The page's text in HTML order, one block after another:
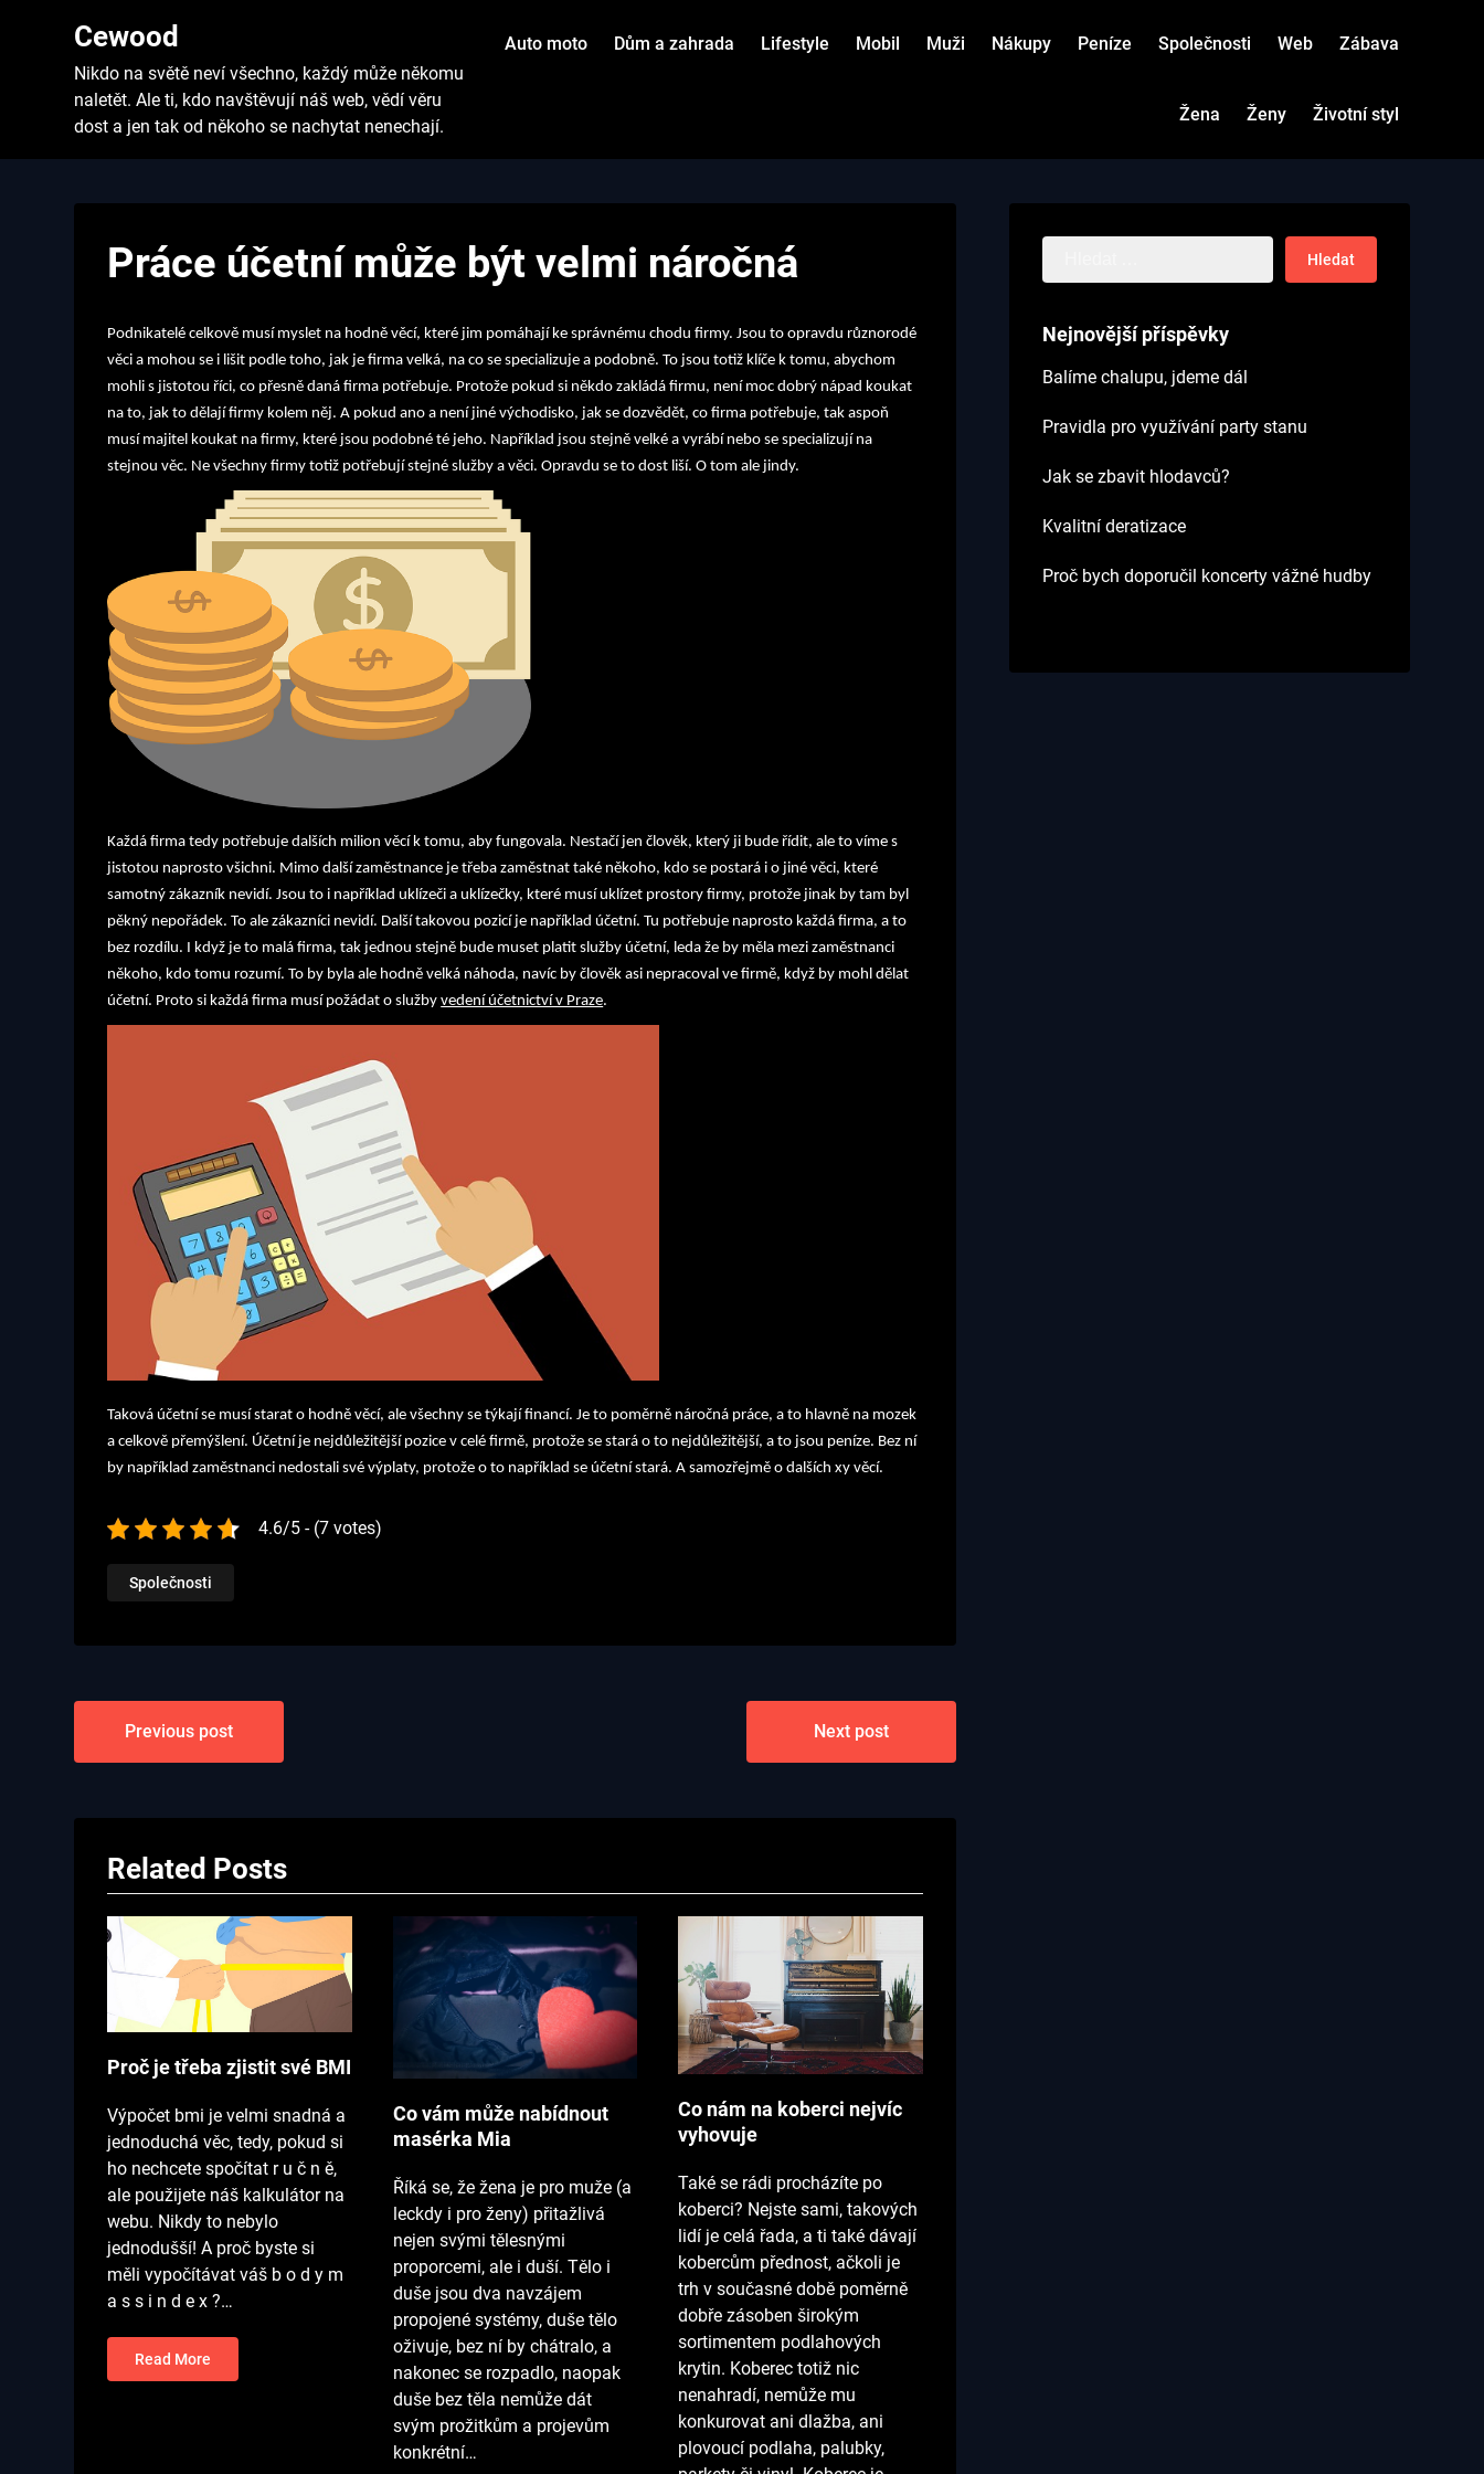
Cewood
Nikdo na světě neví všechno, každý může někomu
naletět. Ale ti, kdo navštěvují náš web, vědí věru
dost a jen tak od někoho se nachytat nenechají.
Auto moto Dům a zahrada Lifestyle Mobil Muži Nákupy Peníze Společnosti Web Zábava
Žena Ženy Životní styl
Práce účetní může být velmi náročná
Podnikatelé celkově musí myslet na hodně věcí, které jim pomáhají ke správnému chodu firmy. Jsou to opravdu různorodé
věci a mohou se i lišit podle toho, jak je firma velká, na co se specializuje a podobně. To jsou totiž klíče k tomu, abychom
mohli s jistotou říci, co přesně daná firma potřebuje. Protože pokud si někdo zakládá firmu, není moc dobrý nápad koukat
na to, jak to dělají firmy kolem něj. A pokud ano a není jiné východisko, jak se dozvědět, co firma potřebuje, tak aspoň
musí majitel koukat na firmy, které jsou podobné té jeho. Například jsou stejně velké a vyrábí nebo se specializují na
stejnou věc. Ne všechny firmy totiž potřebují stejné služby a věci. Opravdu se to dost liší. O tom ale jindy.
Každá firma tedy potřebuje dalších milion věcí k tomu, aby fungovala. Nestačí jen člověk, který ji bude řídit, ale to víme s
jistotou naprosto všichni. Mimo další zaměstnance je třeba zaměstnat také někoho, kdo se postará i o jiné věci, které
samotný zákazník nevidí. Jsou to i například uklízeči a uklízečky, které musí uklízet prostory firmy, protože jinak by tam byl
pěkný nepořádek. To ale zákazníci nevidí. Další takovou pozicí je například účetní. Tu potřebuje naprosto každá firma, a to
bez rozdílu. I když je to malá firma, tak jednou stejně bude muset platit služby účetní, leda že by měla mezi zaměstnanci
někoho, kdo tomu rozumí. To by byla ale hodně velká náhoda, navíc by člověk asi nepracoval ve firmě, když by mohl dělat
účetní. Proto si každá firma musí požádat o službyvedení účetnictví v Praze.
Taková účetní se musí starat o hodně věcí, ale všechny se týkají financí. Je to poměrně náročná práce, a to hlavně na mozek
a celkově přemýšlení. Účetní je nejdůležitější pozice v celé firmě, protože se stará o to nejdůležitější, a to jsou peníze. Bez ní
by například zaměstnanci nedostali své výplaty, protože o to například se účetní stará. A samozřejmě o dalších xy věcí.
4.6/5 - (7 votes)
Společnosti
Navigace
pro
příspěvek
Previous post Next post
Related Posts
Proč je třeba zjistit své BMI
Výpočet bmi je velmi snadná a
jednoduchá věc, tedy, pokud si
ho nechcete spočítat r u č n ě,
ale použijete náš kalkulátor na
webu. Nikdy to nebylo
jednodušší! A proč byste si
měli vypočítávat váš b o d y m
a s s i n d e x ?…
Read More
Co vám může nabídnout
masérka Mia
Říká se, že žena je pro muže (a
leckdy i pro ženy) přitažlivá
nejen svými tělesnými
proporcemi, ale i duší. Tělo i
duše jsou dva navzájem
propojené systémy, duše tělo
oživuje, bez ní by chátralo, a
nakonec se rozpadlo, naopak
duše bez těla nemůže dát
svým prožitkům a projevům
konkrétní…
Co nám na koberci nejvíc
vyhovuje
Také se rádi procházíte po
koberci? Nejste sami, takových
lidí je celá řada, a ti také dávají
kobercům přednost, ačkoli je
trh v současné době poměrně
dobře zásoben širokým
sortimentem podlahových
krytin. Koberec totiž nic
nenahradí, nemůže mu
konkurovat ani dlažba, ani
plovoucí podlaha, palubky,
Nejnovější příspěvky
Balíme chalupu, jdeme dál
Pravidla pro využívání party stanu
Jak se zbavit hlodavců?
Kvalitní deratizace
Proč bych doporučil koncerty vážné hudby